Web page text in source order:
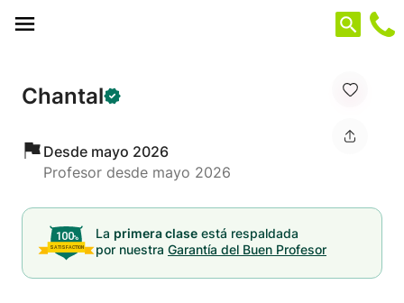
Chantal
Desde mayo 2026
Profesor desde mayo 2026
La primera clase está respaldada
por nuestra Garantía del Buen Profesor